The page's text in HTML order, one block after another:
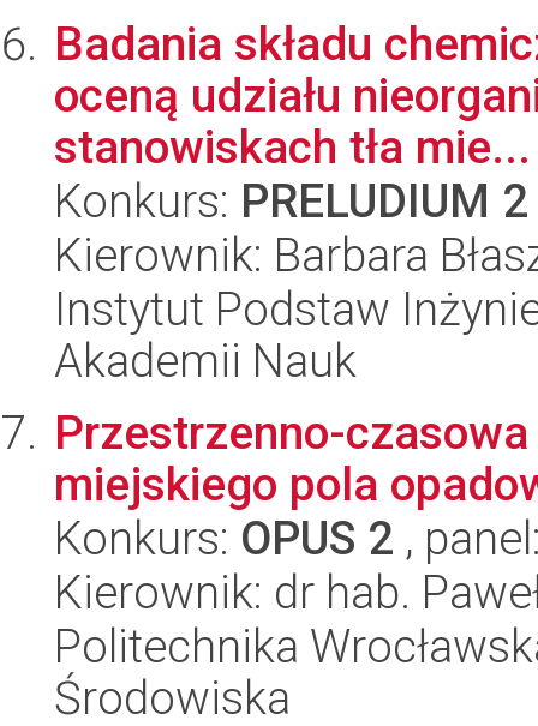
Badania składu
oceną udziału
stanowiskach tła mie...
Konkurs: PRELUDIUM 2
Kierownik: Barbara
Instytut Podstaw
Akademii Nauk
Przestrzenno-
miejskiego pola
Konkurs: OPUS 2 ,
Kierownik: dr hab.
Politechnika
Środowiska